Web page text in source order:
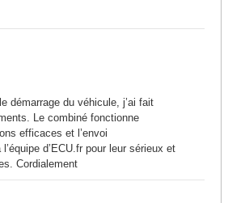
démarrage du véhicule, j’ai fait
Le combiné fonctionne
efficaces et l’envoi
d’ECU.fr pour leur sérieux et
Cordialement